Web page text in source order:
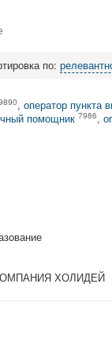
по:
, оператор пункта
помощник 7986,
ХОЛИДЕЙ